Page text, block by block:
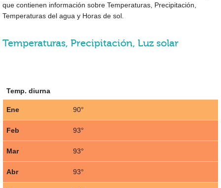
que contienen información sobre Temperaturas, Precipitación,
Temperaturas del agua y Horas de sol.
Temperaturas, Precipitación, Luz solar
Temp. diurna
Ene 90°
Feb 93°
Mar 93°
Abr 93°